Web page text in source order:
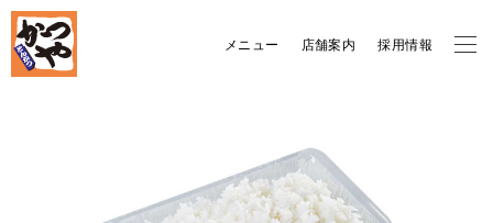
メニュー 店舗案内 採用情報